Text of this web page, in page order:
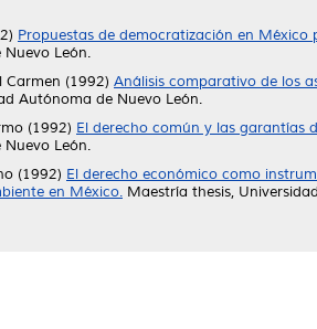
Propuestas de democratización en
León.
Carmen (1992) Análisis comparativo de los
Autónoma de Nuevo León.
(1992) El derecho común y las garantías
León.
(1992) El derecho económico como
en México. Maestría thesis,